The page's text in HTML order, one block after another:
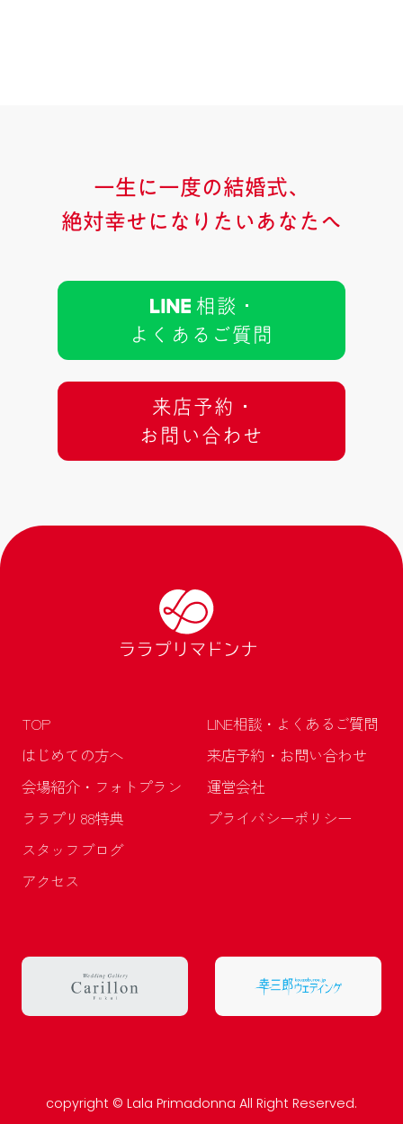
一生に一度の結婚式、
絶対幸せになりたいあなたへ
相談 ･
よくあるご質問
来店予約 ･
お問い合わせ
TOP
はじめての方へ
会場紹介・フォトプラン
ララプリ88特典
スタッフブログ
アクセス
LINE相談・よくあるご質問
来店予約・お問い合わせ
運営会社
プライバシーポリシー
copyright © Lala Primadonna All Right Reserved.